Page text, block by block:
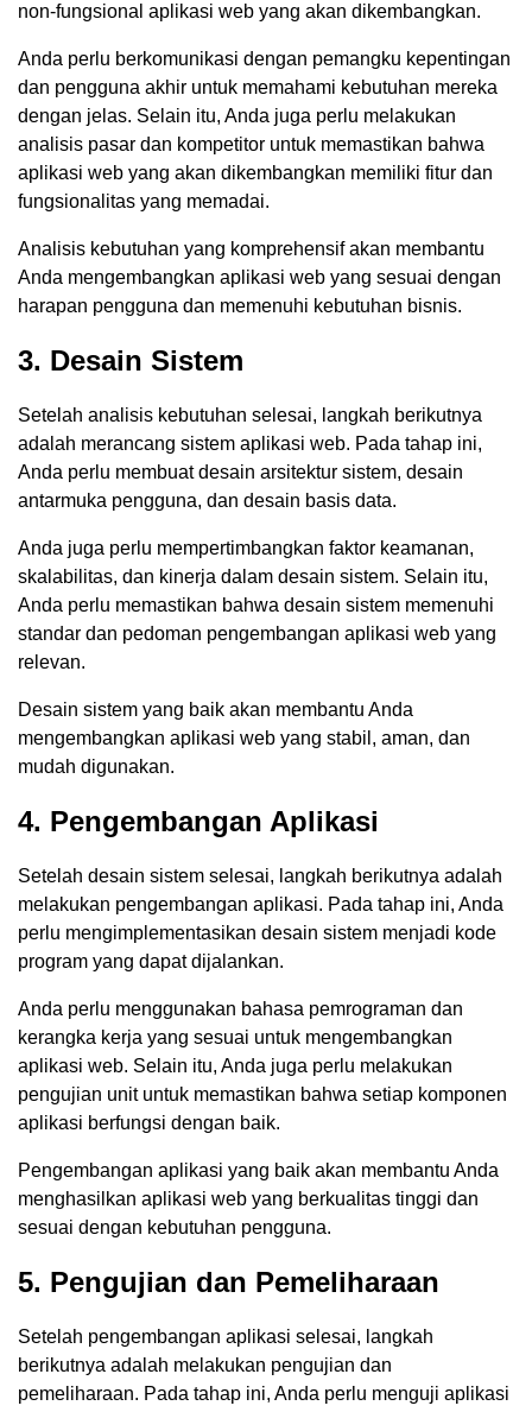
non-fungsional aplikasi web yang akan dikembangkan.
Anda perlu berkomunikasi dengan pemangku kepentingan
dan pengguna akhir untuk memahami kebutuhan mereka
dengan jelas. Selain itu, Anda juga perlu melakukan
analisis pasar dan kompetitor untuk memastikan bahwa
aplikasi web yang akan dikembangkan memiliki fitur dan
fungsionalitas yang memadai.
Analisis kebutuhan yang komprehensif akan membantu
Anda mengembangkan aplikasi web yang sesuai dengan
harapan pengguna dan memenuhi kebutuhan bisnis.
3. Desain Sistem
Setelah analisis kebutuhan selesai, langkah berikutnya
adalah merancang sistem aplikasi web. Pada tahap ini,
Anda perlu membuat desain arsitektur sistem, desain
antarmuka pengguna, dan desain basis data.
Anda juga perlu mempertimbangkan faktor keamanan,
skalabilitas, dan kinerja dalam desain sistem. Selain itu,
Anda perlu memastikan bahwa desain sistem memenuhi
standar dan pedoman pengembangan aplikasi web yang
relevan.
Desain sistem yang baik akan membantu Anda
mengembangkan aplikasi web yang stabil, aman, dan
mudah digunakan.
4. Pengembangan Aplikasi
Setelah desain sistem selesai, langkah berikutnya adalah
melakukan pengembangan aplikasi. Pada tahap ini, Anda
perlu mengimplementasikan desain sistem menjadi kode
program yang dapat dijalankan.
Anda perlu menggunakan bahasa pemrograman dan
kerangka kerja yang sesuai untuk mengembangkan
aplikasi web. Selain itu, Anda juga perlu melakukan
pengujian unit untuk memastikan bahwa setiap komponen
aplikasi berfungsi dengan baik.
Pengembangan aplikasi yang baik akan membantu Anda
menghasilkan aplikasi web yang berkualitas tinggi dan
sesuai dengan kebutuhan pengguna.
5. Pengujian dan Pemeliharaan
Setelah pengembangan aplikasi selesai, langkah
berikutnya adalah melakukan pengujian dan
pemeliharaan. Pada tahap ini, Anda perlu menguji aplikasi